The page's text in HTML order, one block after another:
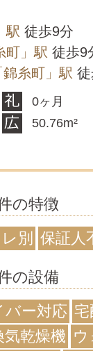
駅 徒歩9分
町」駅 徒歩9
錦糸町」駅
0ヶ月
50.76m²
の特徴
別 保証人
の設備
バー対応
気乾燥機